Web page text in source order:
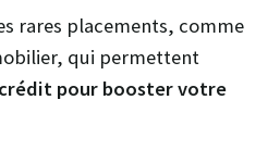
rares placements, comme
qui permettent
pour booster votre